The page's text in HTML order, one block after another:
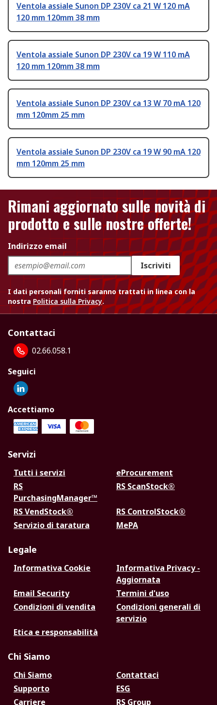
Ventola assiale Sunon DP 230V ca 21 W 120 mA
120 mm 120mm 38 mm
Ventola assiale Sunon DP 230V ca 19 W 110 mA
120 mm 120mm 38 mm
Ventola assiale Sunon DP 230V ca 13 W 70 mA 120
mm 120mm 25 mm
Ventola assiale Sunon DP 230V ca 19 W 90 mA 120
mm 120mm 25 mm
Rimani aggiornato sulle novità di
prodotto e sulle nostre offerte!
Indirizzo email
Iscriviti
I dati personali forniti saranno trattati in linea con la
nostra Politica sulla Privacy.
Contattaci
02.66.058.1
Seguici
Accettiamo
Servizi
Tutti i servizi
eProcurement
RS
PurchasingManager™
RS ScanStock®
RS VendStock®
RS ControlStock®
Servizio di taratura
MePA
Legale
Informativa Cookie
Informativa Privacy -
Aggiornata
Email Security
Termini d'uso
Condizioni di vendita
Condizioni generali di
servizio
Etica e responsabilità
Chi Siamo
Chi Siamo
Contattaci
Supporto
ESG
Carriere
RS Group